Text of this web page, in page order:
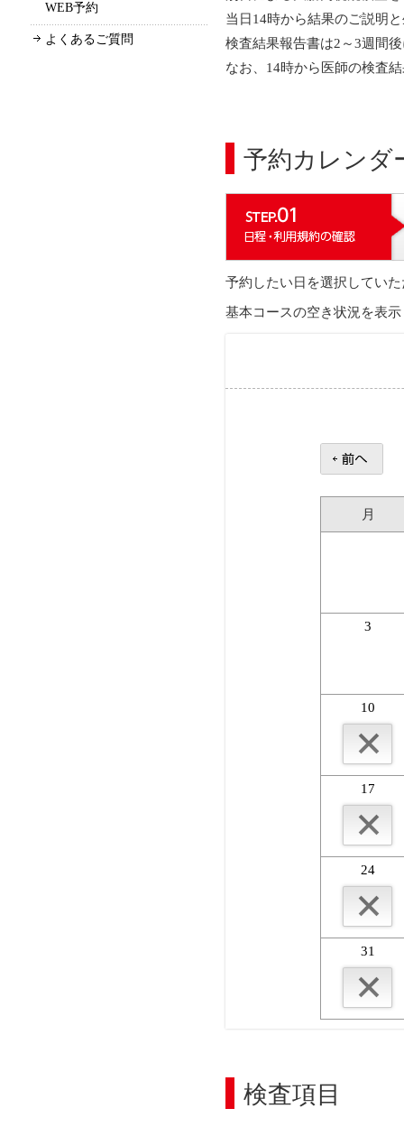
当日14時から結果のご説明
検査結果報告書は2～3週間
なお、14時から医師の検査
予約カレンダ
予約したい日を選択してい
基本コースの空き状況を表
月
3
10
17
24
31
検査項目
WEB予約
よくあるご質問